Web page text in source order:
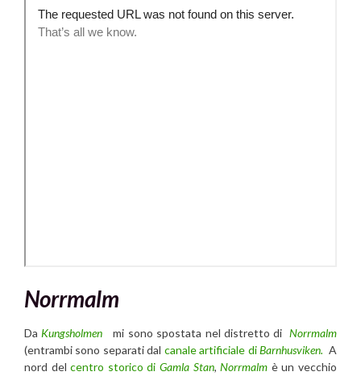
Norrmalm
Da Kungsholmen mi sono spostata nel distretto diNorrmalm
(entrambi sono separati dal canale artificiale diBarnhusviken.A
nord delcentro storico diGamla Stan,Norrmalm è un vecchio